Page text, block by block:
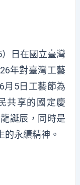
日在國立臺灣
年對臺灣工藝
月5日工藝節為
共享的國定慶
誕辰，同時是
的永續精神。